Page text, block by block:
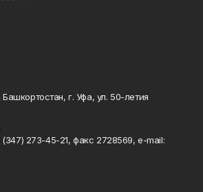
г. Уфа, ул. 50-летия
273-45-21, факс 2728569, e-mail: